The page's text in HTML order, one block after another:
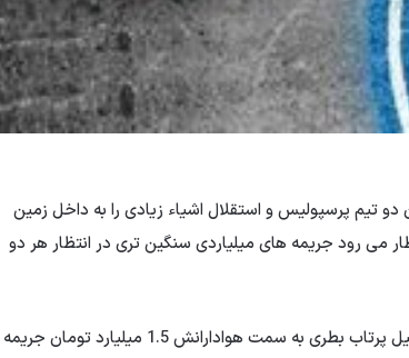
دو تیم پرسپولیس و استقلال اشیاء زیادی را به داخل زمین
می رود جریمه های میلیاردی سنگین تری در انتظار هر دو
تاکنون سابقه ای در دست نیست که کمیته انضباطی یک باشگاه به دلیل پرتاب بطری به سمت هوادارانش 1.5 میلیارد تومان جریمه